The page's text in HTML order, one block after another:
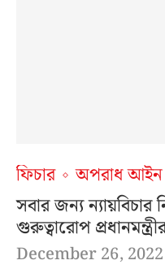
ফিচার
অপরাধ
সবার জন্য
গুরুত্বারোপ
December 26, 2022